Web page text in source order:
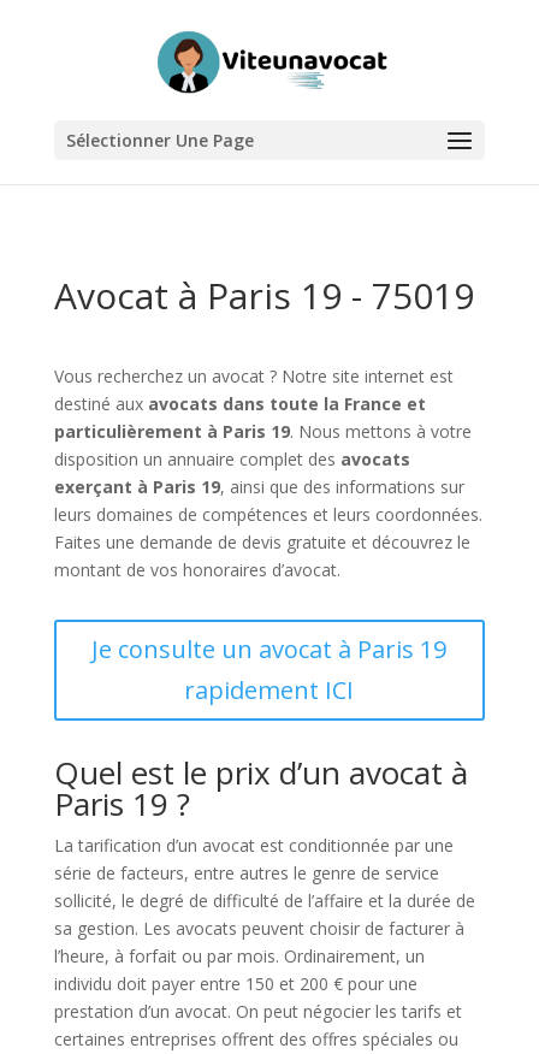
Sélectionner Une Page
Avocat à Paris 19 - 75019
Vous recherchez un avocat ? Notre site internet est
destiné aux avocats dans toute la France et
particulièrement à Paris 19. Nous mettons à votre
disposition un annuaire complet des avocats
exerçant à Paris 19, ainsi que des informations sur
leurs domaines de compétences et leurs coordonnées.
Faites une demande de devis gratuite et découvrez le
montant de vos honoraires d’avocat.
Je consulte un avocat à Paris 19
rapidement ICI
Quel est le prix d’un avocat à
Paris 19 ?
La tarification d’un avocat est conditionnée par une
série de facteurs, entre autres le genre de service
sollicité, le degré de difficulté de l’affaire et la durée de
sa gestion. Les avocats peuvent choisir de facturer à
l’heure, à forfait ou par mois. Ordinairement, un
individu doit payer entre 150 et 200 € pour une
prestation d’un avocat. On peut négocier les tarifs et
certaines entreprises offrent des offres spéciales ou